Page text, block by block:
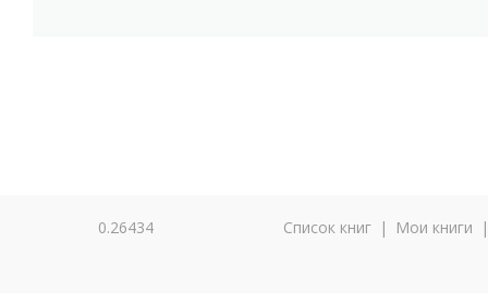
0.26434 Список книг | Мои книги |